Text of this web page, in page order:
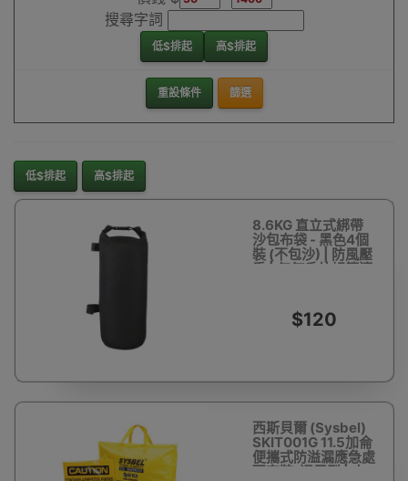
搜尋字詞
低$排起 高$排起
重設條件 篩選
低$排起 高$排起
8.6KG 直立式綁帶
沙包布袋 - 黑色4個
裝 (不包沙) | 防風壓
重 | 任何戶外帳篷適
$120
西斯貝爾 (Sysbel)
SKIT001G 11.5加侖
便攜式防溢漏應急處
理套裝-通用型 | 小